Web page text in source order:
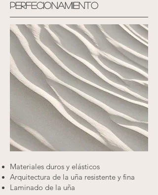
Perfecionamiento
Materiales duros y elásticos
Arquitectura de la uña resistente y fina
Laminado de la uña